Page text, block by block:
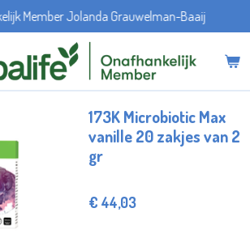
Member Jolanda Grauwelman-Baaij
173K Microbiotic Max
vanille 20 zakjes van 2
gr
€ 44,03